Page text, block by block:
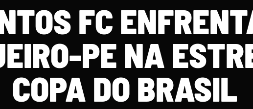
FC
PE NA
COPA DO BRASIL